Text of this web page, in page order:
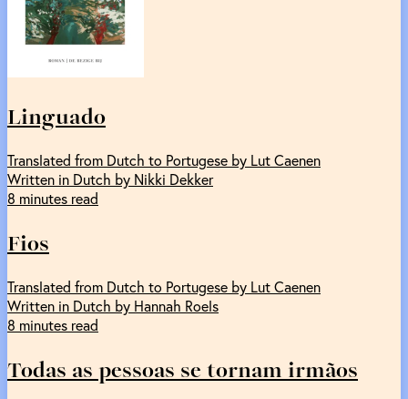
Linguado
Translated from Dutch to Portugese by Lut Caenen
Written in Dutch by Nikki Dekker
8 minutes read
Fios
Translated from Dutch to Portugese by Lut Caenen
Written in Dutch by Hannah Roels
8 minutes read
Todas as pessoas se tornam irmãos